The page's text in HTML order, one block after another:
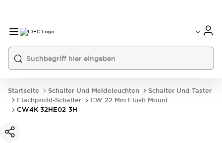
Startseite Schalter Und Meldeleuchten
Schalter Und Taster
Flachprofil-Schalter
CW 22 Mm Flush Mount
CW4K-32HE02-3H